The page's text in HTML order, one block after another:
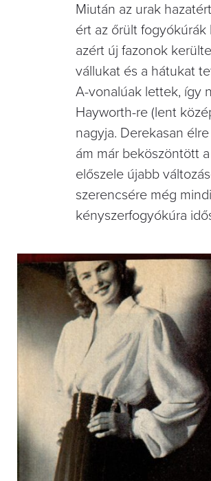
Miután az urak
ért az őrült fogyókúrák
azért új fazonok
vállukat és a hátukat
A-vonalúak lettek, így
Hayworth-re (lent
nagyja. Derekasan
ám már beköszöntött
előszele újabb
szerencsére még
kényszerfogyókúra